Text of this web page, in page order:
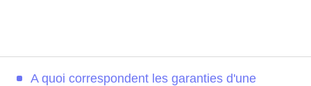
A quoi correspondent les garanties d'une